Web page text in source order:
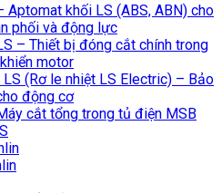
Aptomat khối LS (ABS, ABN) cho
phối và động lực
– Thiết bị đóng cắt chính trong
motor
LS (Rơ le nhiệt LS Electric) – Bảo
động cơ
cắt tổng trong tủ điện MSB